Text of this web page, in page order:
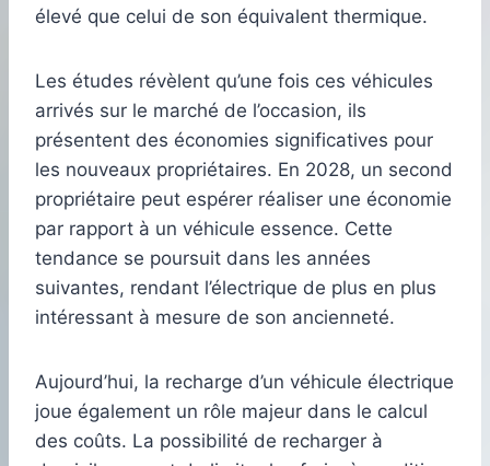
élevé que celui de son équivalent thermique.
Les études révèlent qu’une fois ces véhicules
arrivés sur le marché de l’occasion, ils
présentent des économies significatives pour
les nouveaux propriétaires. En 2028, un second
propriétaire peut espérer réaliser une économie
par rapport à un véhicule essence. Cette
tendance se poursuit dans les années
suivantes, rendant l’électrique de plus en plus
intéressant à mesure de son ancienneté.
Aujourd’hui, la recharge d’un véhicule électrique
joue également un rôle majeur dans le calcul
des coûts. La possibilité de recharger à